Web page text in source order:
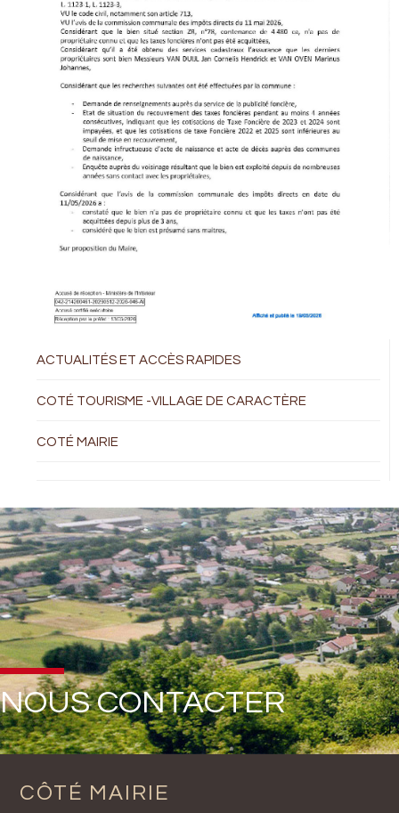
ACTUALITÉS ET ACCÈS RAPIDES
COTÉ TOURISME -VILLAGE DE CARACTÈRE
COTÉ MAIRIE
NOUS CONTACTER
CÔTÉ MAIRIE